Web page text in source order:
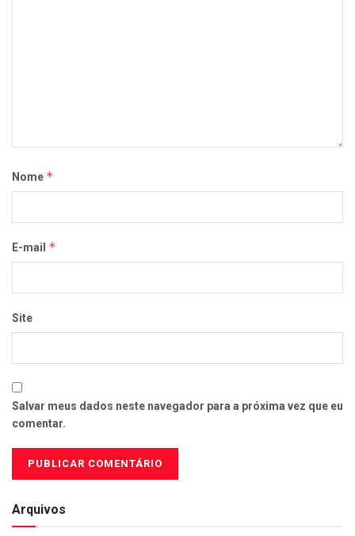
Nome *
E-mail *
Site
Salvar meus dados neste navegador para a próxima vez que eu
comentar.
Arquivos